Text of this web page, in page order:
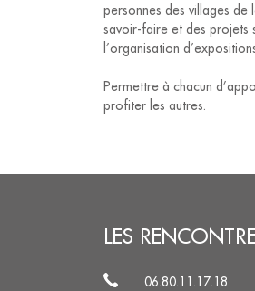
personnes des villages de
savoir-faire et des projets
l’organisation
Permettre à chacun
profiter les autres.
LES
06.80.11.17.18